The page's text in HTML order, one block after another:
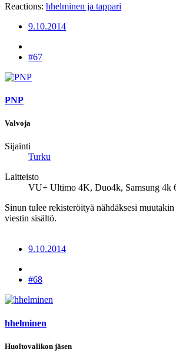
Reactions: hhelminen ja tappari
9.10.2014
#67
PNP
Valvoja
Sijainti
Turku
Laitteisto
VU+ Ultimo 4K, Duo4k, Samsung 4k
Sinun tulee rekisteröityä nähdäksesi
viestin sisältö.
9.10.2014
#68
hhelminen
Huoltovalikon jäsen